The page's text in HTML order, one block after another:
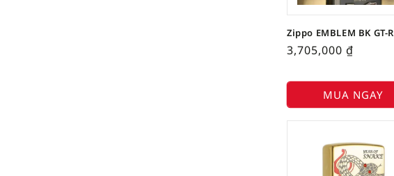
Zippo EMBLEM BK GT-R
3,705,000 ₫
MUA NGAY